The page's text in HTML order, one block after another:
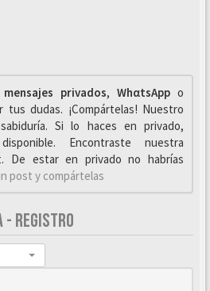
mensajes privados, WhαtsAppo
tus dudas. ¡Compártelas! Nuestro
Si lo haces en privado,
Encontraste nuestra
De estar en privado no habrías
post y compártelas
- REGISTRO